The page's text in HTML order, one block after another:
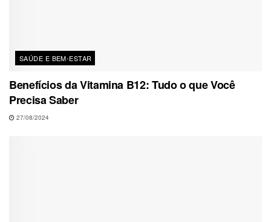
SAÚDE E BEM-ESTAR
Benefícios da Vitamina B12: Tudo o que Você
Precisa Saber
27/08/2024